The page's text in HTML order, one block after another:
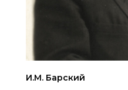
И.М. Барский